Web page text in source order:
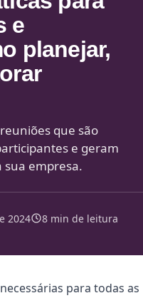
e
planejar,
que são
e geram
sua empresa.
2024 8 min de leitura
para todas as